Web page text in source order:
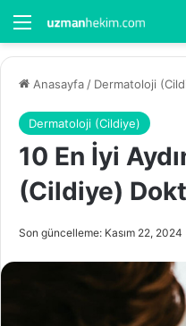
Menü
Anasayfa / Dermatoloji
Dermatoloji (Cildiye)
10 En İyi
(Cildiye)
Son güncelleme: Kasım 22, 2024